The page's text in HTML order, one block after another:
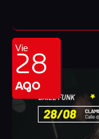
Vie
28
AGO